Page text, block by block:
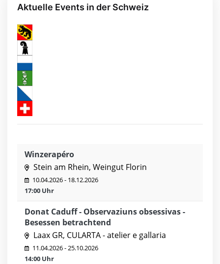
Aktuelle Events in der Schweiz
Winzerapéro
Stein am Rhein, Weingut Florin
10.04.2026 - 18.12.2026
17:00 Uhr
Donat Caduff - Observaziuns obsessivas -
Besessen betrachtend
Laax GR, CULARTA - atelier e gallaria
11.04.2026 - 25.10.2026
14:00 Uhr